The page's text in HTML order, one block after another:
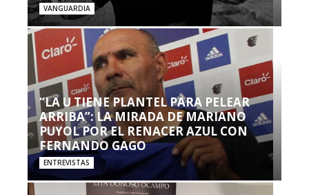
VANGUARDIA
“LA U TIENE PLANTEL PARA PELEAR
ARRIBA”: LA MIRADA DE MARIANO
PUYOL POR EL RENACER AZUL CON
FERNANDO GAGO
ENTREVISTAS